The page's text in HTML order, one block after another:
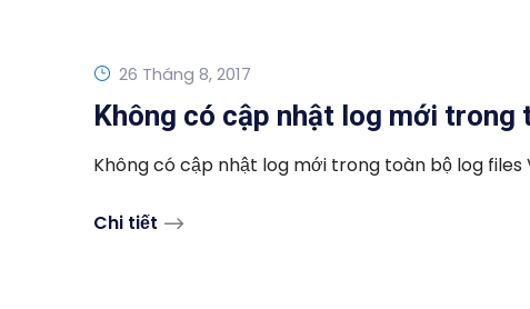
26 Tháng 8, 2017
Không có cập nhật log mới trong
Không có cập nhật log mới trong toàn bộ log files
Chi tiết